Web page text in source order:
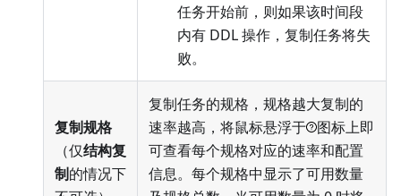
任务开始前，则如果该时间段
内有 DDL 操作，复制任务将失
败。
复制规格
（仅结构复
制的情况下
复制任务的规格，规格越大复制的
速率越高，将鼠标悬浮于 图标上即
可查看每个规格对应的速率和配置
信息。每个规格中显示了可用数量